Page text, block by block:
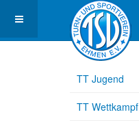
TT Jugend
TT Wettkampf